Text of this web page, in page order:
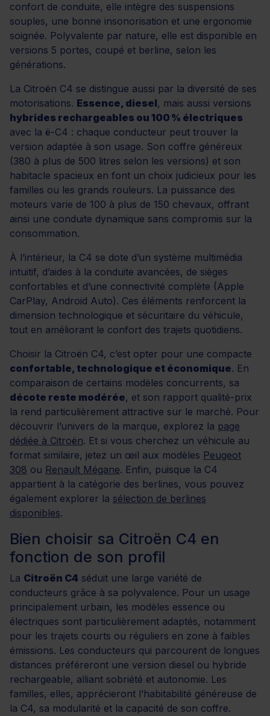
confort de conduite, elle intègre des suspensions
souples, une bonne insonorisation et une ergonomie
soignée. Polyvalente par nature, elle est disponible en
versions 5 portes, coupé et berline, selon les
générations.
La Citroën C4 se distingue aussi par la diversité de ses
motorisations. Essence, diesel, mais aussi versions
hybrides rechargeables ou 100 % électriques
avec la ë-C4 : chaque conducteur peut trouver la
version adaptée à son usage. Son coffre généreux
(380 à plus de 500 litres selon les versions) et son
habitacle spacieux en font un choix judicieux pour les
familles ou les grands rouleurs. La puissance des
moteurs varie de 100 à plus de 150 chevaux, offrant
ainsi une conduite dynamique sans compromis sur la
consommation.
À l’intérieur, la C4 se dote d’un système multimédia
intuitif, d’aides à la conduite avancées, de sièges
confortables et d’une connectivité complète (Apple
CarPlay, Android Auto). Ces éléments renforcent la
dimension technologique et sécuritaire du véhicule,
tout en améliorant le confort des trajets quotidiens.
Choisir la Citroën C4, c’est opter pour une compacte
confortable, technologique et économique. En
comparaison de certains modèles concurrents, sa
décote reste modérée, et son rapport qualité-prix
la rend particulièrement attractive sur le marché. Pour
découvrir l’univers de la marque, explorez la page
dédiée à Citroën. Et si vous cherchez un véhicule au
format similaire, jetez un œil aux modèles Peugeot
308 ou Renault Mégane. Enfin, puisque la C4
appartient à la catégorie des berlines, vous pouvez
également explorer la sélection de berlines
disponibles.
Bien choisir sa Citroën C4 en
fonction de son profil
La Citroën C4 séduit une large variété de
conducteurs grâce à sa polyvalence. Pour un usage
principalement urbain, les modèles essence ou
électriques sont particulièrement adaptés, notamment
pour les trajets courts ou réguliers en zone à faibles
émissions. Les conducteurs qui parcourent de longues
distances préféreront une version diesel ou hybride
rechargeable, alliant sobriété et autonomie. Les
familles, elles, apprécieront l’habitabilité généreuse de
la C4, sa modularité et la capacité de son coffre.